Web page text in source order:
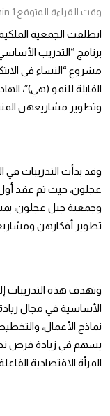
وقت القراءة المتوقع 1 min
انطلقت الجمعية
برنامج “التدريب
مشروع “النساء في
القابلة للنمو (هي)”،
وتطوير مشاريعهن
وقد بدأت التدريبات في
عجلون، حيث تم عقد
وجمعية جبل عجلون،
تطوير أفكارهن
وتهدف هذه التدريبات
الأساسية في مجال
نماذج الأعمال،
يسهم في زيادة فرص
المرأة الاقتصادية